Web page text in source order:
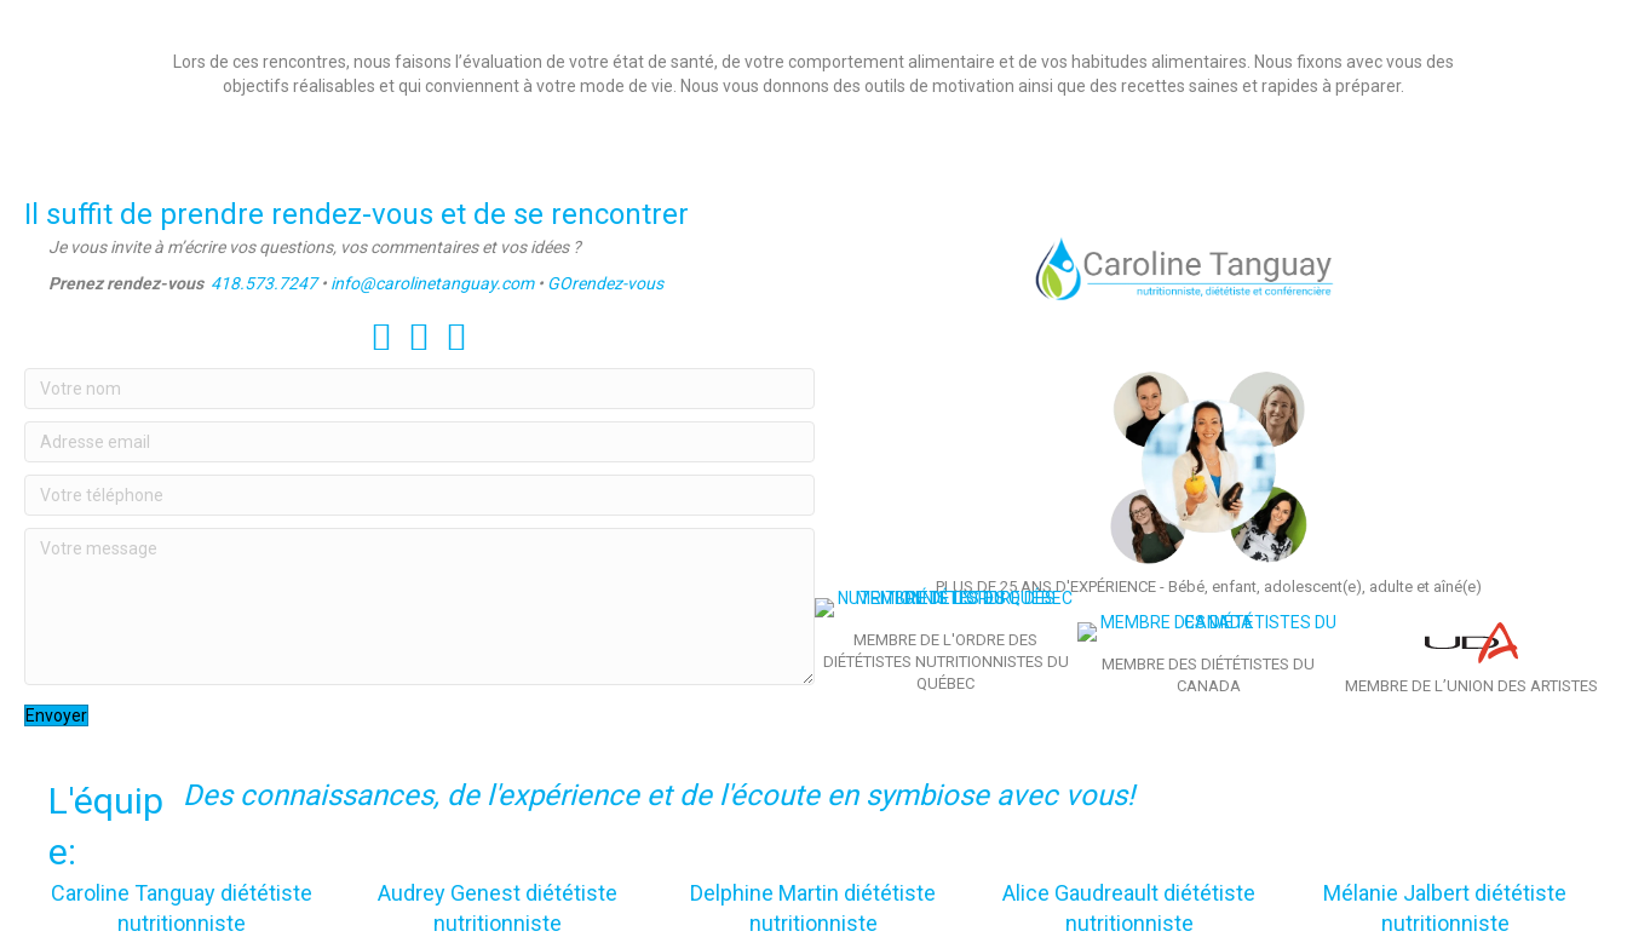
Lors de ces rencontres, nous faisons l’évaluation de votre état de santé, de votre comportement alimentaire et de vos habitudes alimentaires. Nous fixons avec vous des
objectifs réalisables et qui conviennent à votre mode de vie. Nous vous donnons des outils de motivation ainsi que des recettes saines et rapides à préparer.
Il suffit de prendre rendez-vous et de se rencontrer
Je vous invite à m’écrire vos questions, vos commentaires et vos idées ?
Prenez rendez-vous 418.573.7247• info@carolinetanguay.com• GOrendez-vous
FacebookLinkedInInstagram
Envoyer
PLUS DE 25 ANS D'EXPÉRIENCE - Bébé, enfant, adolescent(e), adulte et aîné(e)
MEMBRE DE L'ORDRE DES
DIÉTÉTISTES NUTRITIONNISTES DU
QUÉBEC
MEMBRE DES DIÉTÉTISTES DU
CANADA
MEMBRE DE L’UNION DES ARTISTES
L'équip
e:
Des connaissances, de l'expérience et de l'écoute en symbiose avec vous!
Caroline Tanguay diététiste
nutritionniste
Audrey Genest diététiste
nutritionniste
Delphine Martin diététiste
nutritionniste
Alice Gaudreault diététiste
nutritionniste
Mélanie Jalbert diététiste
nutritionniste